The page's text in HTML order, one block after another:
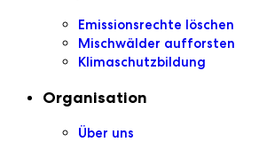
Emissionsrechte löschen
Mischwälder aufforsten
Klimaschutzbildung
Organisation
Über uns